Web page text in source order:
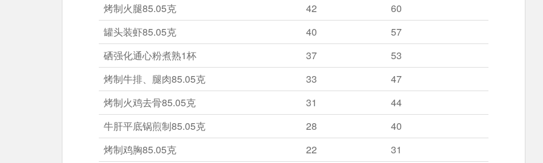
烤制火腿85.05克
42
60
罐头装虾85.05克
40
57
硒强化通心粉煮熟1杯
37
53
烤制牛排、腿肉85.05克
33
47
烤制火鸡去骨85.05克
31
44
牛肝平底锅煎制85.05克
28
40
烤制鸡胸85.05克
22
31